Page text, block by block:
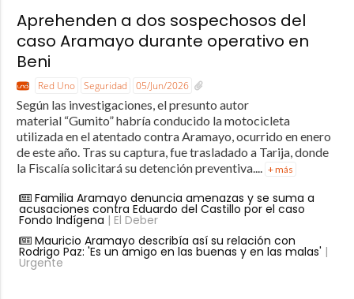
Aprehenden a dos sospechosos del
caso Aramayo durante operativo en
Beni
Red Uno Seguridad 05/Jun/2026
Según las investigaciones, el presunto autor
material “Gumito” habría conducido la motocicleta
utilizada en el atentado contra Aramayo, ocurrido en enero
de este año. Tras su captura, fue trasladado a Tarija, donde
la Fiscalía solicitará su detención preventiva....
+ más
Familia Aramayo denuncia amenazas y se suma a
acusaciones contra Eduardo del Castillo por el caso
Fondo Indígena | El Deber
Mauricio Aramayo describía así su relación con
Rodrigo Paz: 'Es un amigo en las buenas y en las malas' |
Urgente